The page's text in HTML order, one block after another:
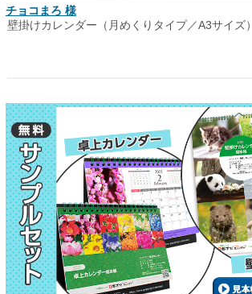
チョコまろ 様
壁掛けカレンダー（月めくりタイプ／A3サイズ）